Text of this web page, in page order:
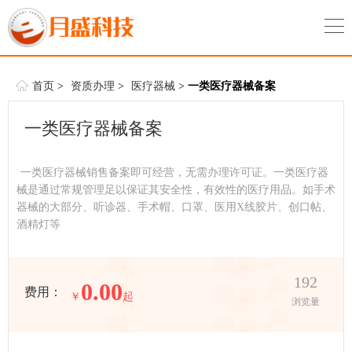
首页 > 资质办理 > 医疗器械 > 一类医疗器械备案
一类医疗器械备案
一类医疗器械销售备案即可经营，无需办理许可证。一类医疗器
械是通过常规管理足以保证其安全性，有效性的医疗用品。如手术
器械的大部分、听诊器、手术帽、口罩、医用X线胶片、创口帖、
酒精灯等
费用： ￥ 0.00起
192
浏览量